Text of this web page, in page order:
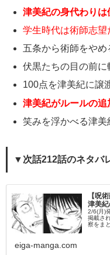
津美紀の身代わり
学生時代は術師志望
五条から術師をや
伏黒たちの目の前
100点を津美紀に譲
津美紀がルールの
笑みを浮かべる津
▼次話212話のネタバ
【呪
津美
2/6(月)
掲載さ
察をま
eiga-manga.com